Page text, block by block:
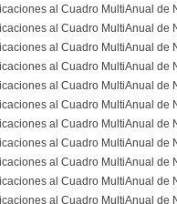
al Cuadro MultiAnual de
al Cuadro MultiAnual de
al Cuadro MultiAnual de
al Cuadro MultiAnual de
al Cuadro MultiAnual de
al Cuadro MultiAnual de
al Cuadro MultiAnual de
al Cuadro MultiAnual de
al Cuadro MultiAnual de
al Cuadro MultiAnual de
al Cuadro MultiAnual de